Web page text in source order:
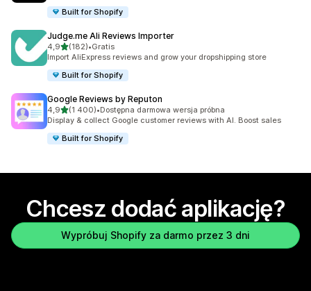
Built for Shopify
Judge.me Ali Reviews Importer
4,9na 5 gwiazdek
(182)
Łączna liczba recenzji: 182
•Gratis
Import AliExpress reviews and grow your dropshipping store
Built for Shopify
Google Reviews by Reputon
4,9na 5 gwiazdek
(1 400)
Łączna liczba recenzji: 1400
•Dostępna darmowa wersja próbna
Display & collect Google customer reviews with AI. Boost sales
Built for Shopify
Chcesz dodać aplikację?
Wypróbuj Shopify za darmo przez 3 dni